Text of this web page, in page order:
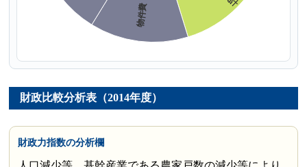
財政比較分析表（2014年度）
財政力指数の分析欄